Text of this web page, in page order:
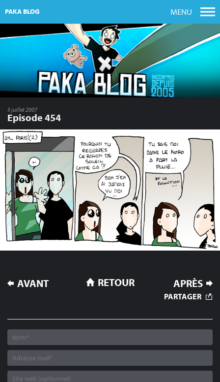
PAKA BLOG MENU
5 juillet 2007
Episode 454
NAVIGATION
DE
AVANT APRÈS
RETOUR
PARTAGER